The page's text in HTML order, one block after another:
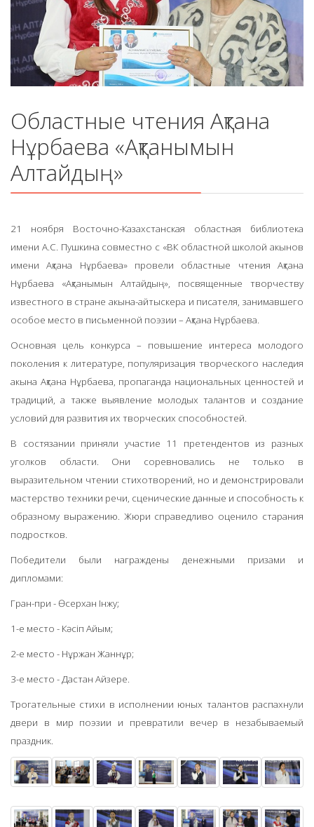
Областные чтения Ақтана
Нұрбаева «Ақтанымын
Алтайдың»
21 ноября Восточно-Казахстанская областная библиотека
имени А.С. Пушкина совместно с «ВК областной школой акынов
имени Ақтана Нұрбаева» провели областные чтения Ақтана
Нұрбаева «Ақтанымын Алтайдың», посвященные творчеству
известного в стране акына-айтыскера и писателя, занимавшего
особое место в письменной поэзии – Ақтана Нұрбаева.
Основная цель конкурса – повышение интереса молодого
поколения к литературе, популяризация творческого наследия
акына Ақтана Нұрбаева, пропаганда национальных ценностей и
традиций, а также выявление молодых талантов и создание
условий для развития их творческих способностей.
В состязании приняли участие 11 претендентов из разных
уголков области. Они соревновались не только в
выразительном чтении стихотворений, но и демонстрировали
мастерство техники речи, сценические данные и способность к
образному выражению. Жюри справедливо оценило старания
подростков.
Победители были награждены денежными призами и
дипломами:
Гран-при -Өсерхан Інжу;
1-е место - Кәсіп Айым;
2-е место - Нұржан Жаннұр;
3-е место - Дастан Айзере.
Трогательные стихи в исполнении юных талантов распахнули
двери в мир поэзии и превратили вечер в незабываемый
праздник.